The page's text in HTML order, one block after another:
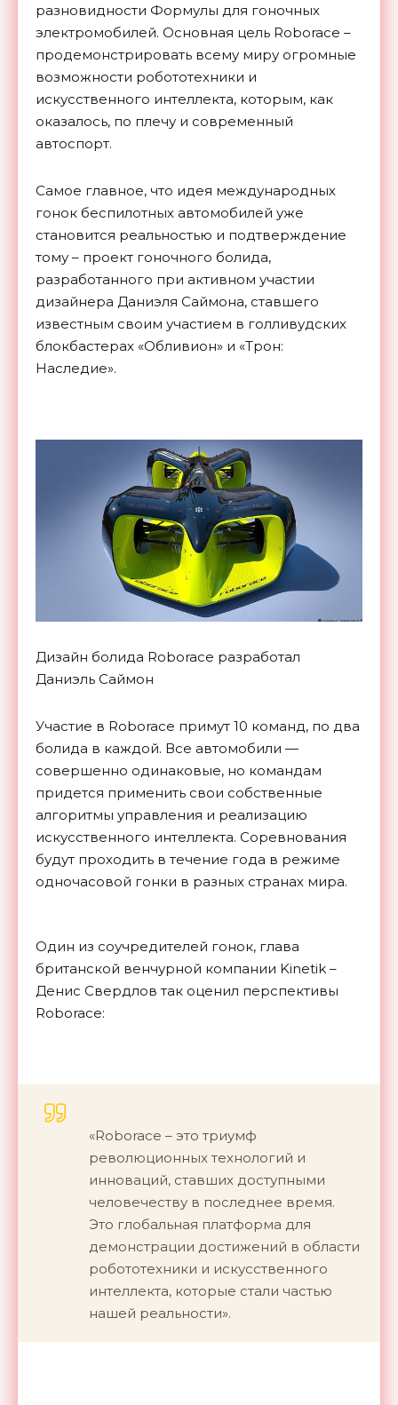
разновидности Формулы для гоночных
электромобилей. Основная цель Roborace –
продемонстрировать всему миру огромные
возможности робототехники и
искусственного интеллекта, которым, как
оказалось, по плечу и современный
автоспорт.
Самое главное, что идея международных
гонок беспилотных автомобилей уже
становится реальностью и подтверждение
тому – проект гоночного болида,
разработанного при активном участии
дизайнера Даниэля Саймона, ставшего
известным своим участием в голливудских
блокбастерах «Обливион» и «Трон:
Наследие».
Дизайн болида Roborace разработал
Даниэль Саймон
Участие в Roborace примут 10 команд, по два
болида в каждой. Все автомобили —
совершенно одинаковые, но командам
придется применить свои собственные
алгоритмы управления и реализацию
искусственного интеллекта. Соревнования
будут проходить в течение года в режиме
одночасовой гонки в разных странах мира.
Один из соучредителей гонок, глава
британской венчурной компании Kinetik –
Денис Свердлов так оценил перспективы
Roborace:
«Roborace – это триумф
революционных технологий и
инноваций, ставших доступными
человечеству в последнее время.
Это глобальная платформа для
демонстрации достижений в области
робототехники и искусственного
интеллекта, которые стали частью
нашей реальности».